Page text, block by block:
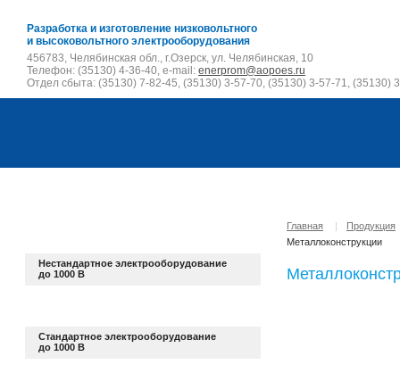
Разработка и изготовление низковольтного
и высоковольтного электрооборудования
456783, Челябинская обл., г.Озерск, ул. Челябинская, 10
Телефон: (35130) 4-36-40, e-mail: enerprom@aopoes.ru
Отдел сбыта: (35130) 7-82-45, (35130) 3-57-70, (35130) 3-57-71, (35130)
Нестандартное электрооборудование
до 1000 В
Стандартное электрооборудование
до 1000 В
Главная |
Продукция
Металлоконструкции